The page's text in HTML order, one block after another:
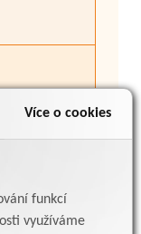
Více o cookies
funkcí
využíváme